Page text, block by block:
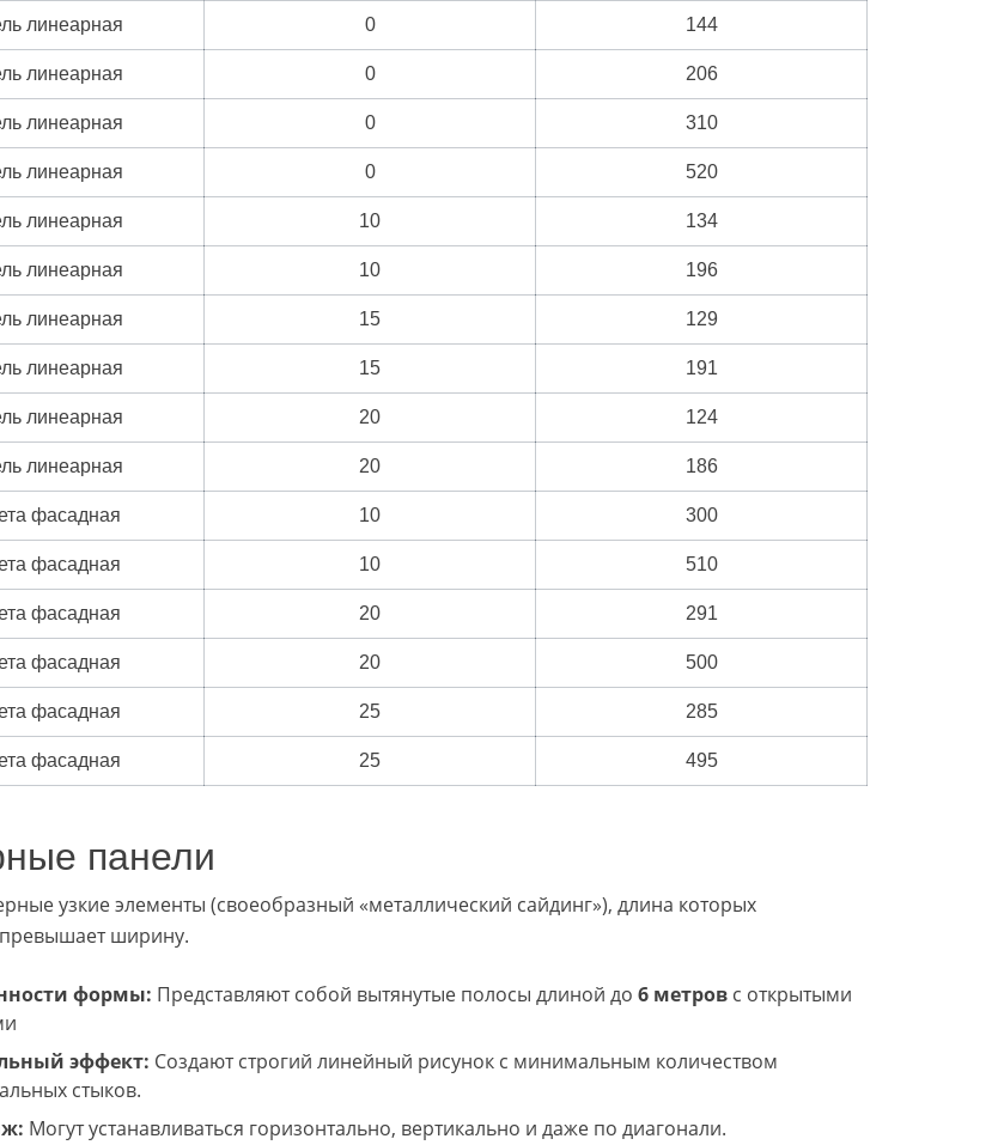
линеарная 0 144
линеарная 0 206
линеарная 0 310
линеарная 0 520
линеарная 10 134
линеарная 10 196
линеарная 15 129
линеарная 15 191
линеарная 20 124
линеарная 20 186
фасадная 10 300
фасадная 10 510
фасадная 20 291
фасадная 20 500
фасадная 25 285
фасадная 25 495
панели
узкие элементы (своеобразный «металлический сайдинг»), длина которых
ширину.
формы: Представляют собой вытянутые полосы длиной до 6 метров с открытыми
эффект: Создают строгий линейный рисунок с минимальным количеством
стыков.
Могут устанавливаться горизонтально, вертикально и даже по диагонали.